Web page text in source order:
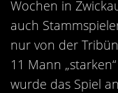
Wochen in
auch
nur von der
11 Mann
wurde das Spiel